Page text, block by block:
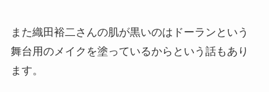
また織田裕二さんの肌が黒いのはドーランという
舞台用のメイクを塗っているからという話もあり
ます。